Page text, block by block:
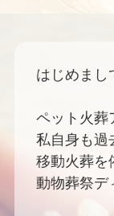
はじめまし
ペット火葬
私自身も過
移動火葬を
動物葬祭デ